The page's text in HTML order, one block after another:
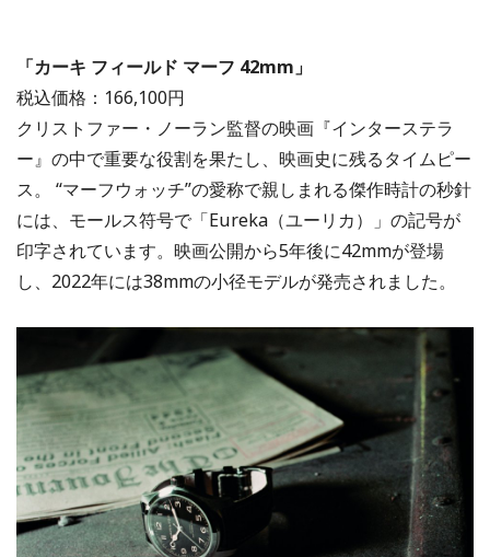
「カーキ フィールド マーフ 42mm」
税込価格：166,100円
クリストファー・ノーラン監督の映画『インターステラ
ー』の中で重要な役割を果たし、映画史に残るタイムピー
ス。 “マーフウォッチ”の愛称で親しまれる傑作時計の秒針
には、モールス符号で「Eureka（ユーリカ）」の記号が
印字されています。映画公開から5年後に42mmが登場
し、2022年には38mmの小径モデルが発売されました。